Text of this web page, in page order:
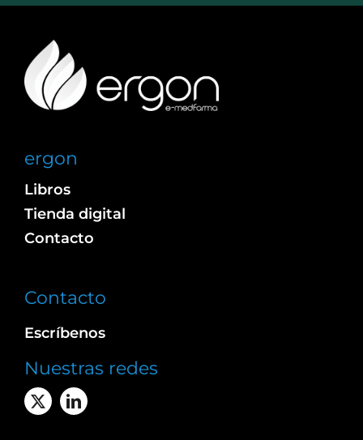
ergon
Libros
Tienda digital
Contacto
Contacto
Escríbenos
Nuestras redes